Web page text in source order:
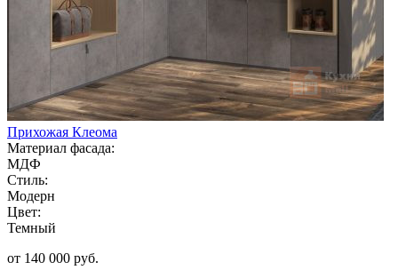
Прихожая Клеома
Материал фасада:
МДФ
Стиль:
Модерн
Цвет:
Темный
от 140 000 руб.